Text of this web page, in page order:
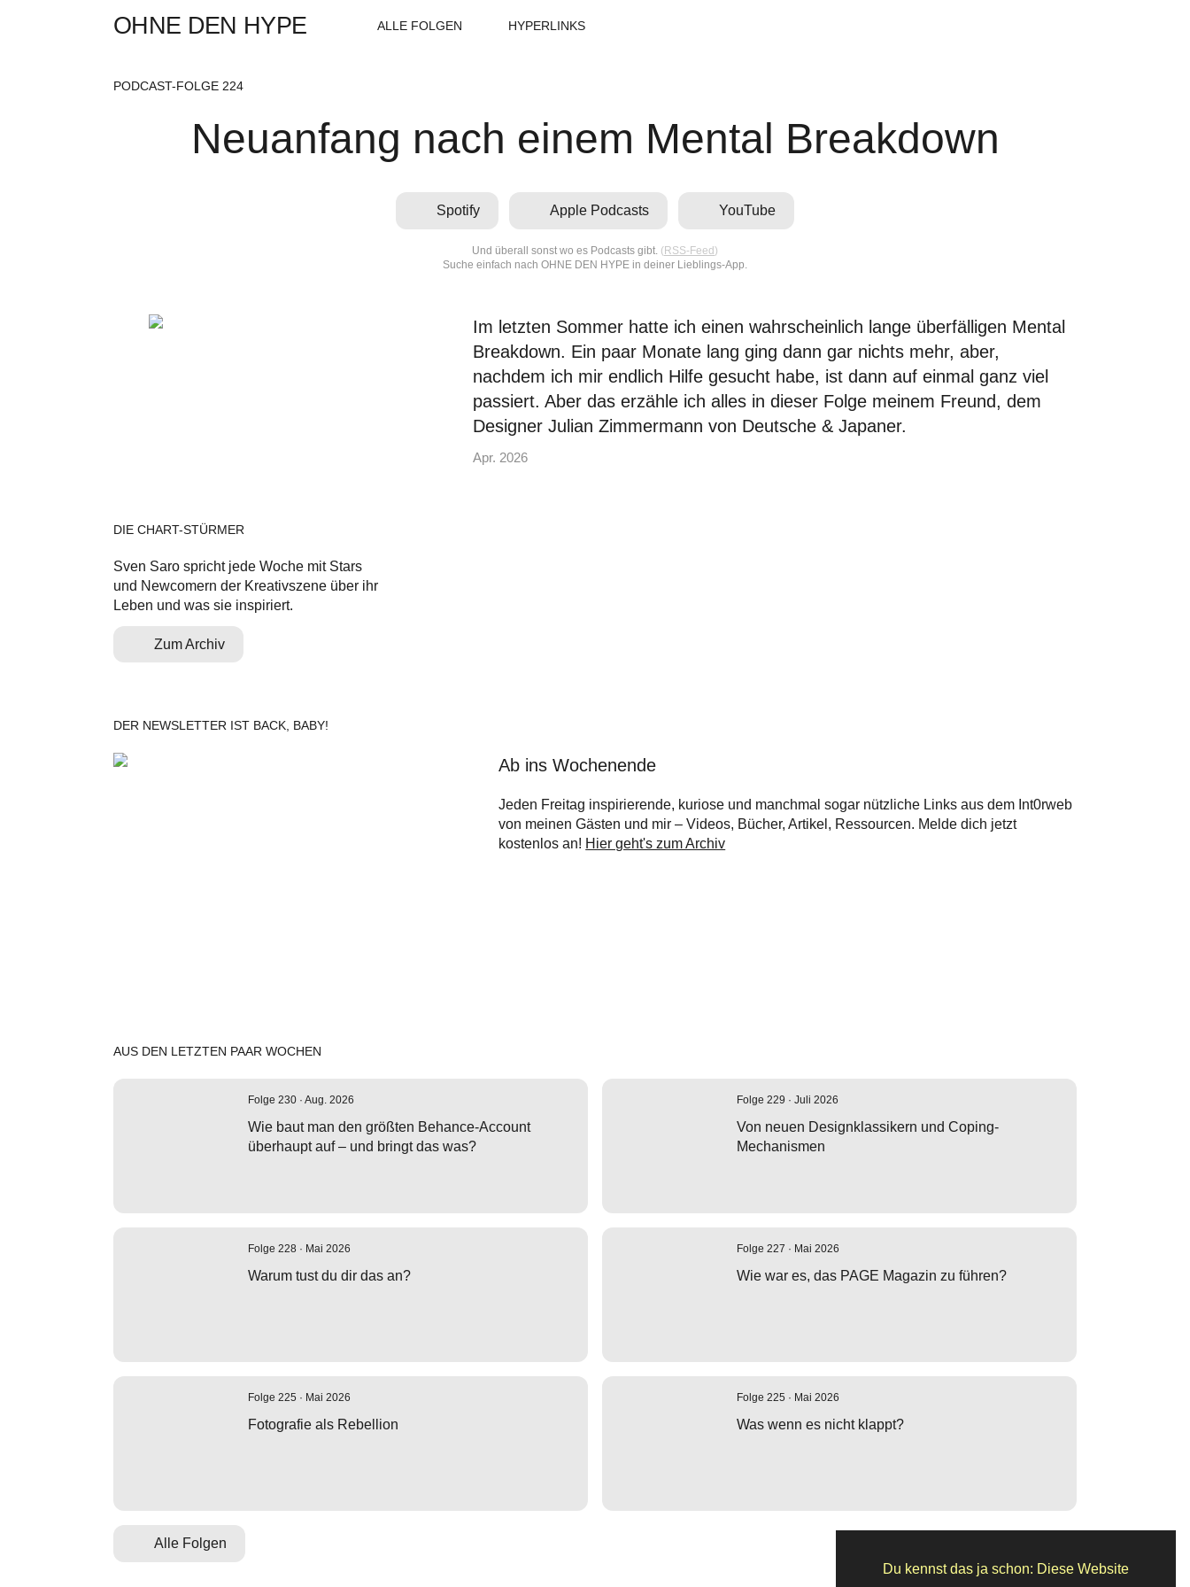
Du kennst das ja schon: Diese Website
OHNE DEN HYPE ALLE FOLGEN HYPERLINKS
PODCAST-FOLGE 224
Neuanfang nach einem Mental Breakdown
Spotify Apple Podcasts YouTube
Und überall sonst wo es Podcasts gibt. (RSS-Feed)
Suche einfach nach OHNE DEN HYPE in deiner Lieblings-App.
Im letzten Sommer hatte ich einen wahrscheinlich lange überfälligen Mental
Breakdown. Ein paar Monate lang ging dann gar nichts mehr, aber,
nachdem ich mir endlich Hilfe gesucht habe, ist dann auf einmal ganz viel
passiert. Aber das erzähle ich alles in dieser Folge meinem Freund, dem
Designer Julian Zimmermann von Deutsche & Japaner.
Apr. 2026
DIE CHART-STÜRMER
Sven Saro spricht jede Woche mit Stars
und Newcomern der Kreativszene über ihr
Leben und was sie inspiriert.
Zum Archiv
DER NEWSLETTER IST BACK, BABY!
Ab ins Wochenende
Jeden Freitag inspirierende, kuriose und manchmal sogar nützliche Links aus dem Int0rweb
von meinen Gästen und mir – Videos, Bücher, Artikel, Ressourcen. Melde dich jetzt
kostenlos an! Hier geht's zum Archiv
AUS DEN LETZTEN PAAR WOCHEN
Folge 230 · Aug. 2026
Wie baut man den größten Behance-Account
überhaupt auf – und bringt das was?
Folge 229 · Juli 2026
Von neuen Designklassikern und Coping-
Mechanismen
Folge 228 · Mai 2026
Warum tust du dir das an?
Folge 227 · Mai 2026
Wie war es, das PAGE Magazin zu führen?
Folge 225 · Mai 2026
Fotografie als Rebellion
Folge 225 · Mai 2026
Was wenn es nicht klappt?
Alle Folgen